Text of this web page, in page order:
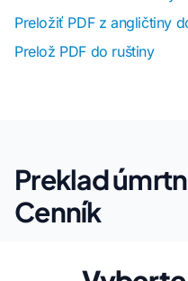
Preložiť PDF z angličtiny
Prelož PDF do ruštiny
Preklad
Cenník